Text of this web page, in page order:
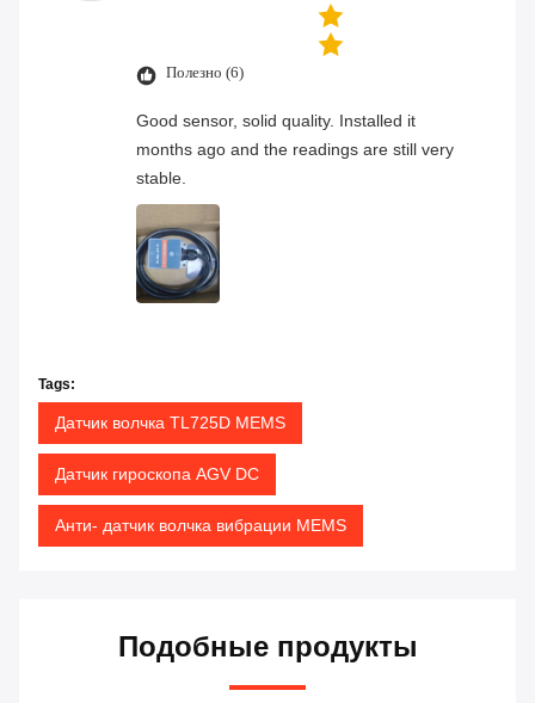
Полезно (6)
Good sensor, solid quality. Installed it
months ago and the readings are still very
stable.
Tags:
Датчик волчка TL725D MEMS
Датчик гироскопа AGV DC
Анти- датчик волчка вибрации MEMS
Подобные продукты